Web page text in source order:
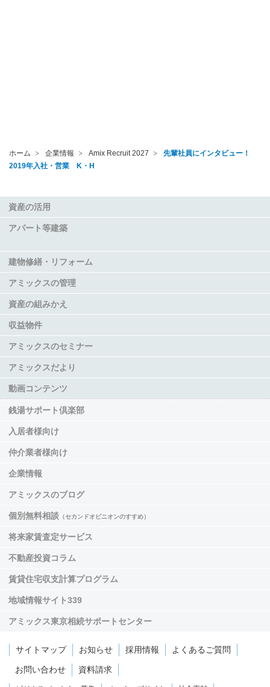
ホーム 企業情報 Amix Recruit 2027
先輩社員にインタビュー！
2019年入社・営業 K・H
資産の活用
アパート等建築
建物修繕・リフォーム
アミックスの管理
資産の組みかえ
収益物件
アミックスのセミナー
アミックスだより
動画コンテンツ
銭湯サポート倶楽部
入居者様向け
仲介業者様向け
企業情報
アミックスのブログ
個別無料相談 （セカンドオピニオンのすすめ）
将来家賃査定サービス
不動産投資コラム
賃貸住宅収支計算プログラム
地域情報サイト339
アミックス東京相続サポートセンター
サイトマップ お知らせ 採用情報 よくあるご質問
お問い合わせ 資料請求